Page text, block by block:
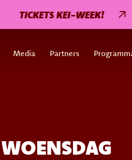
TICKETS KEI-WEEK!
Media Partners